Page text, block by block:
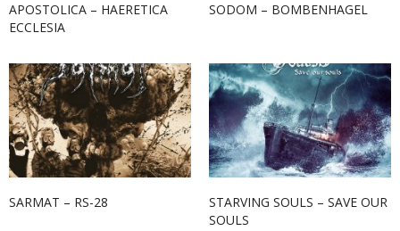
APOSTOLICA – HAERETICA
ECCLESIA
SODOM – BOMBENHAGEL
SARMAT – RS-28
STARVING SOULS – SAVE OUR
SOULS